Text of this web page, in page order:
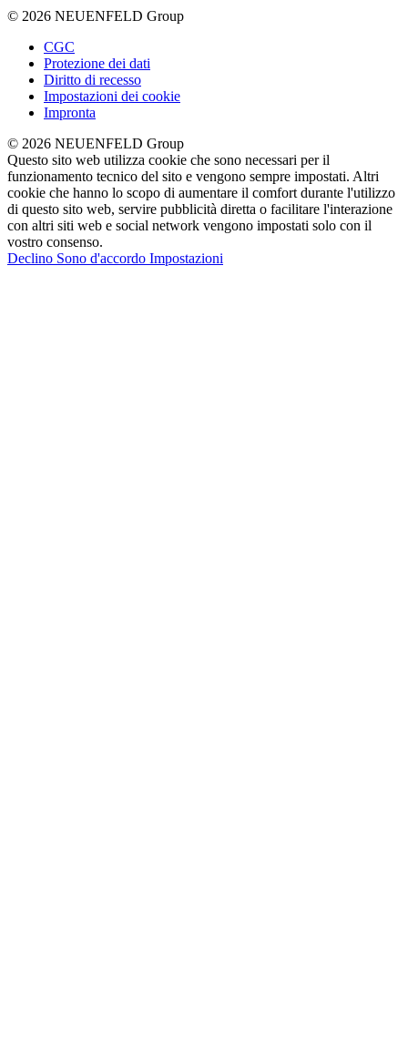
© 2026 NEUENFELD Group
CGC
Protezione dei dati
Diritto di recesso
Impostazioni dei cookie
Impronta
© 2026 NEUENFELD Group
Questo sito web utilizza cookie che sono necessari per il
funzionamento tecnico del sito e vengono sempre impostati. Altri
cookie che hanno lo scopo di aumentare il comfort durante l'utilizzo
di questo sito web, servire pubblicità diretta o facilitare l'interazione
con altri siti web e social network vengono impostati solo con il
vostro consenso.
Declino Sono d'accordo Impostazioni